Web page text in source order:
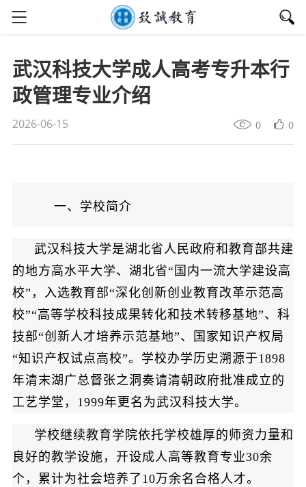
武汉科技大学成人高考专升本行
政管理专业介绍
2026-06-15 0 0
一、学校简介
武汉科技大学是湖北省人民政府和教育部共建
的地方高水平大学、湖北省“国内一流大学建设高
校”，入选教育部“深化创新创业教育改革示范高
校”“高等学校科技成果转化和技术转移基地”、科
技部“创新人才培养示范基地”、国家知识产权局
“知识产权试点高校”。学校办学历史溯源于1898
年清末湖广总督张之洞奏请清朝政府批准成立的
工艺学堂，1999年更名为武汉科技大学。
学校继续教育学院依托学校雄厚的师资力量和
良好的教学设施，开设成人高等教育专业30余
个，累计为社会培养了10万余名合格人才。